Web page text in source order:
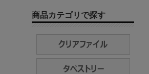
商品カテゴリで探す